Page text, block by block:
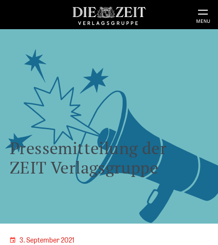
MENU
Pressemitteilung der
ZEIT Verlagsgruppe
3. September 2021